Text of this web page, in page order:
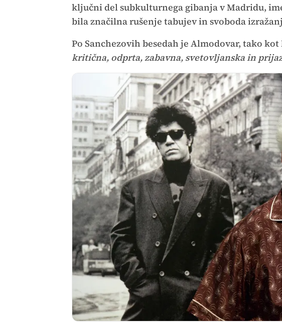
ključni del subkulturnega gibanja v Madridu,
bila značilna rušenje tabujev in svoboda
Po Sanchezovih besedah je Almodovar, tako
kritična, odprta, zabavna, svetovljanska in